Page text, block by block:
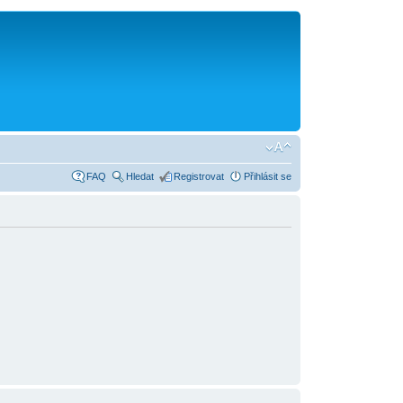
FAQ Hledat Registrovat Přihlásit se